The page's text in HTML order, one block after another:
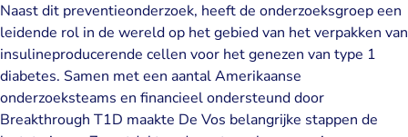
Naast dit preventieonderzoek, heeft de onderzoeksgroep een
leidende rol in de wereld op het gebied van het verpakken van
insulineproducerende cellen voor het genezen van type 1
diabetes. Samen met een aantal Amerikaanse
onderzoeksteams en financieel ondersteund door
Breakthrough T1D maakte De Vos belangrijke stappen de